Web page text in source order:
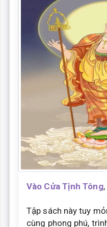
Vào Cửa Tịnh Tông,
Tập sách này tuy
cùng phong phú,